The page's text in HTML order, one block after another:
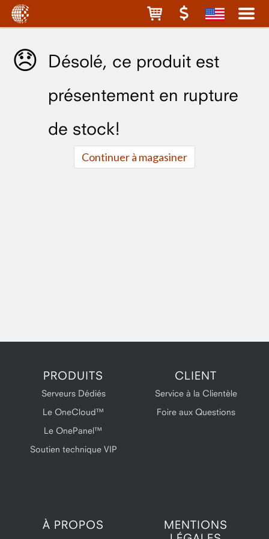
😞
Désolé, ce produit est
présentement en rupture
de stock!
PRODUITS
Serveurs Dédiés
Le OneCloud™
Le OnePanel™
Soutien technique VIP
CLIENT
Service à la Clientèle
Foire aux Questions
À PROPOS
MENTIONS